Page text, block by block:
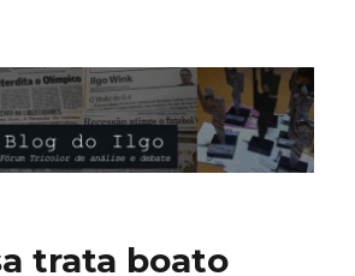
Wink
trata boato